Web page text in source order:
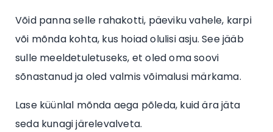
Võid panna selle rahakotti, päeviku vahele, karpi
või mõnda kohta, kus hoiad olulisi asju. See jääb
sulle meeldetuletuseks, et oled oma soovi
sõnastanud ja oled valmis võimalusi märkama.
Lase küünlal mõnda aega põleda, kuid ära jäta
seda kunagi järelevalveta.